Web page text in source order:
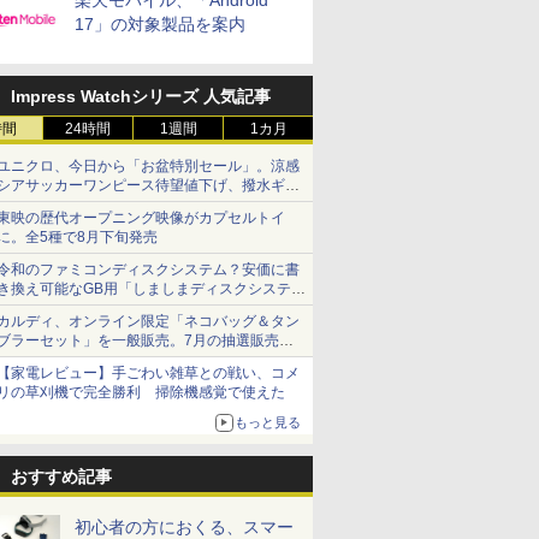
17」の対象製品を案内
Impress Watchシリーズ 人気記事
24時間 1週間 1カ月
ニクロ、今日から「お盆特別セール」。涼感
アサッカーワンピース待望値下げ、撥水ギア
ョーツは1990円に
映の歴代オープニング映像がカプセルトイ
。全5種で8月下旬発売
和のファミコンディスクシステム？安価に書
換え可能なGB用「しましまディスクシステ
」
ルディ、オンライン限定「ネコバッグ＆タン
ラーセット」を一般販売。7月の抽選販売の
選無効分
家電レビュー】手ごわい雑草との戦い、コメ
の草刈機で完全勝利 掃除機感覚で使えた
もっと見る
おすすめ記事
初心者の方におくる、スマー